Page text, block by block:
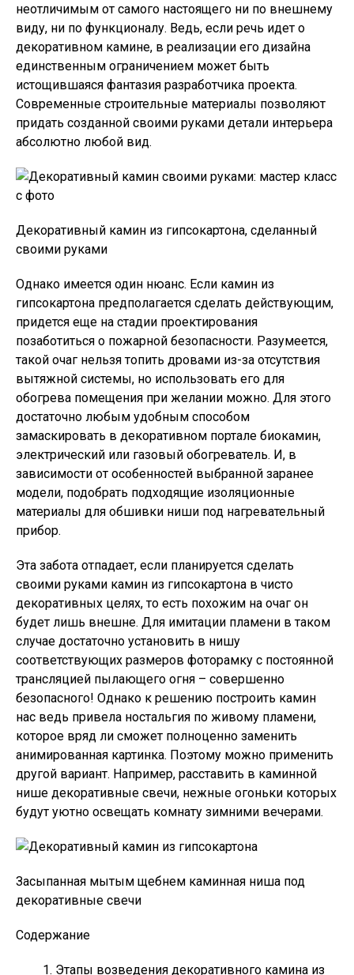
неотличимым от самого настоящего ни по внешнему
виду, ни по функционалу. Ведь, если речь идет о
декоративном камине, в реализации его дизайна
единственным ограничением может быть
истощившаяся фантазия разработчика проекта.
Современные строительные материалы позволяют
придать созданной своими руками детали интерьера
абсолютно любой вид.
Декоративный камин из гипсокартона, сделанный
своими руками
Однако имеется один нюанс. Если камин из
гипсокартона предполагается сделать действующим,
придется еще на стадии проектирования
позаботиться о пожарной безопасности. Разумеется,
такой очаг нельзя топить дровами из-за отсутствия
вытяжной системы, но использовать его для
обогрева помещения при желании можно. Для этого
достаточно любым удобным способом
замаскировать в декоративном портале биокамин,
электрический или газовый обогреватель. И, в
зависимости от особенностей выбранной заранее
модели, подобрать подходящие изоляционные
материалы для обшивки ниши под нагревательный
прибор.
Эта забота отпадает, если планируется сделать
своими руками камин из гипсокартона в чисто
декоративных целях, то есть похожим на очаг он
будет лишь внешне. Для имитации пламени в таком
случае достаточно установить в нишу
соответствующих размеров фоторамку с постоянной
трансляцией пылающего огня – совершенно
безопасного! Однако к решению построить камин
нас ведь привела ностальгия по живому пламени,
которое вряд ли сможет полноценно заменить
анимированная картинка. Поэтому можно применить
другой вариант. Например, расставить в каминной
нише декоративные свечи, нежные огоньки которых
будут уютно освещать комнату зимними вечерами.
Засыпанная мытым щебнем каминная ниша под
декоративные свечи
Содержание
Этапы возведения декоративного камина из